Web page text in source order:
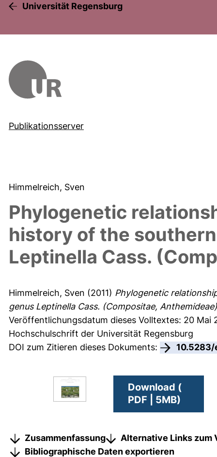
Universität Regensburg
Publikationsserver
Himmelreich, Sven
Phylogenetic
history of the
Leptinella Cass.
Himmelreich, Sven (2011) Phylogenetic
genus Leptinella Cass. (Compositae,
Veröffentlichungsdatum dieses Volltextes: 20 Mai
Hochschulschrift der Universität Regensburg
DOI zum Zitieren dieses Dokuments:
10.5283/
Download (
PDF | 5MB)
Zusammenfassung
Alternative Links zum
Bibliographische Daten exportieren